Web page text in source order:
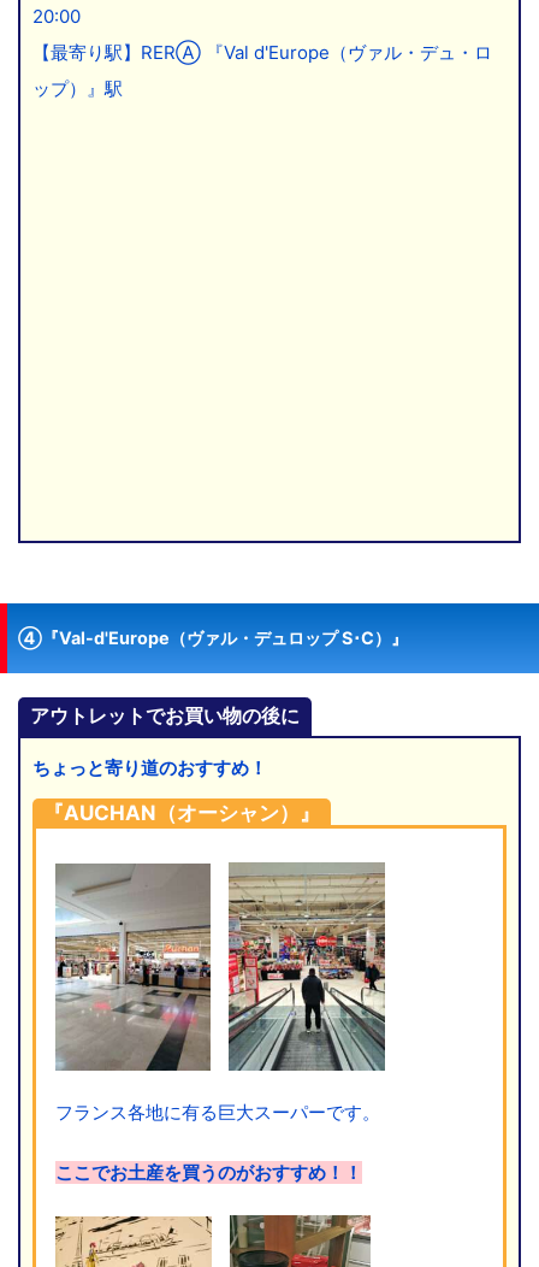
20:00
【最寄り駅】RERⒶ 『Val d'Europe（ヴァル・デュ・ロ
ップ）』駅
④『Val-d'Europe（ヴァル・デュロップ S･C）』
アウトレットでお買い物の後に
ちょっと寄り道のおすすめ！
『AUCHAN（オーシャン）』
フランス各地に有る巨大スーパーです。
ここでお土産を買うのがおすすめ！！